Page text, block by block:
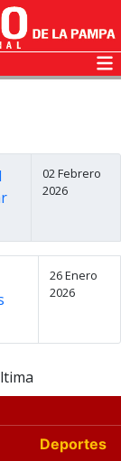
02 Febrero
2026
26 Enero
2026
Deportes